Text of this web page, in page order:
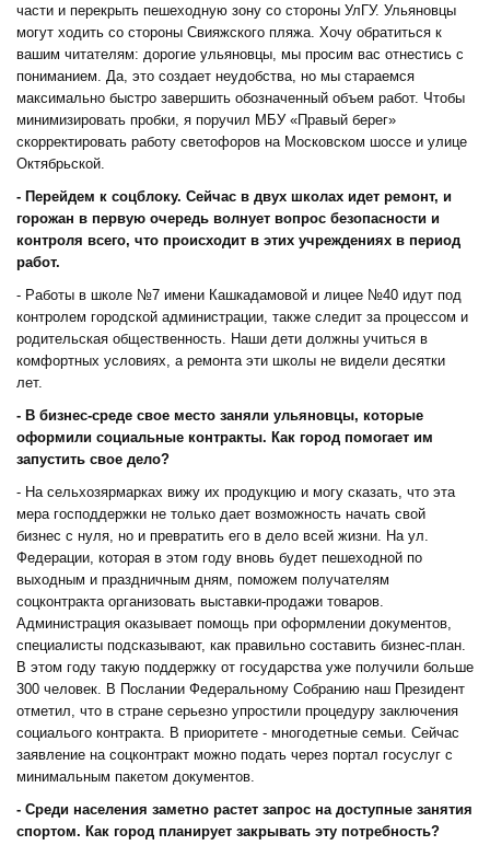
части и перекрыть пешеходную зону со стороны УлГУ. Ульяновцы
могут ходить со стороны Свияжского пляжа. Хочу обратиться к
вашим читателям: дорогие ульяновцы, мы просим вас отнестись с
пониманием. Да, это создает неудобства, но мы стараемся
максимально быстро завершить обозначенный объем работ. Чтобы
минимизировать пробки, я поручил МБУ «Правый берег»
скорректировать работу светофоров на Московском шоссе и улице
Октябрьской.
- Перейдем к соцблоку. Сейчас в двух школах идет ремонт, и
горожан в первую очередь волнует вопрос безопасности и
контроля всего, что происходит в этих учреждениях в период
работ.
- Работы в школе №7 имени Кашкадамовой и лицее №40 идут под
контролем городской администрации, также следит за процессом и
родительская общественность. Наши дети должны учиться в
комфортных условиях, а ремонта эти школы не видели десятки
лет.
- В бизнес-среде свое место заняли ульяновцы, которые
оформили социальные контракты. Как город помогает им
запустить свое дело?
- На сельхозярмарках вижу их продукцию и могу сказать, что эта
мера господдержки не только дает возможность начать свой
бизнес с нуля, но и превратить его в дело всей жизни. На ул.
Федерации, которая в этом году вновь будет пешеходной по
выходным и праздничным дням, поможем получателям
соцконтракта организовать выставки-продажи товаров.
Администрация оказывает помощь при оформлении документов,
специалисты подсказывают, как правильно составить бизнес-план.
В этом году такую поддержку от государства уже получили больше
300 человек. В Послании Федеральному Собранию наш Президент
отметил, что в стране серьезно упростили процедуру заключения
социалього контракта. В приоритете - многодетные семьи. Сейчас
заявление на соцконтракт можно подать через портал госуслуг с
минимальным пакетом документов.
- Среди населения заметно растет запрос на доступные занятия
спортом. Как город планирует закрывать эту потребность?